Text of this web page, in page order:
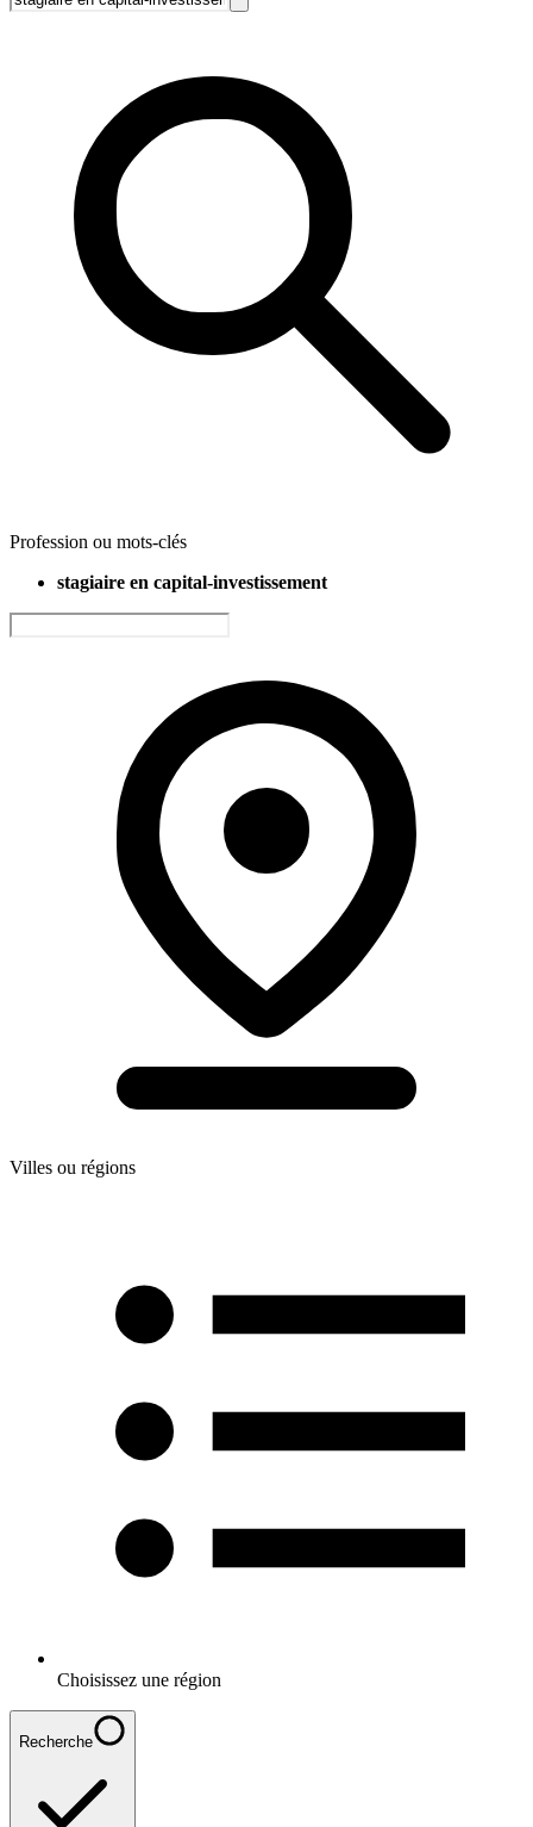
Profession ou mots-clés
stagiaire en capital-investissement
Villes ou régions
Choisissez une région
Recherche